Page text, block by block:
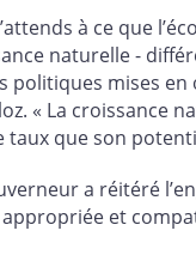
à ce que
naturelle -
politiques mises
« La croissance
taux que son
a réitéré
et